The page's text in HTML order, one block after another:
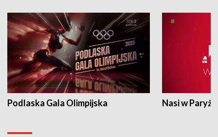
Podlaska Gala Olimpijska Nasi w Paryżu